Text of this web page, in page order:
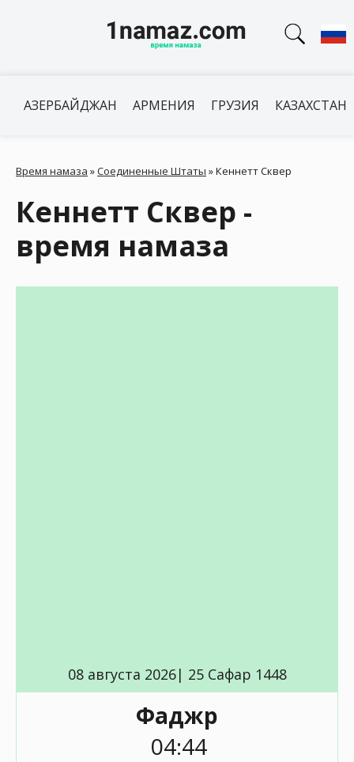
АЗЕРБАЙДЖАН АРМЕНИЯ ГРУЗИЯ КАЗАХСТАН
Время намаза »Соединенные Штаты »Кеннетт Сквер
Кеннетт Сквер -
время намаза
08 августа 2026| 25 Сафар 1448
Фаджр
04:44